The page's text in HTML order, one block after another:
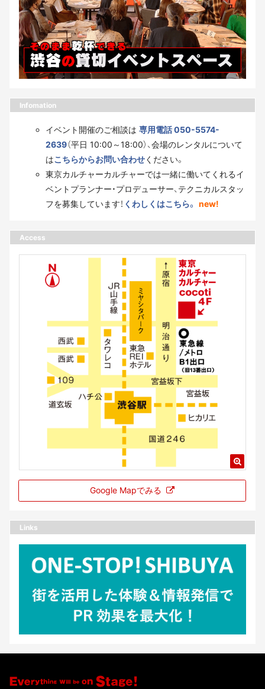
Infomation
イベント開催のご相談は 専用電話 050-5574-
2639（平日 10:00～18:00）、会場のレンタルについて
はこちらからお問い合わせください。
東京カルチャーカルチャーでは一緒に働いてくれるイ
ベントプランナー・プロデューサー、テクニカルスタッ
フを募集しています！ くわしくはこちら。 new!
Access
Google Mapでみる
Links